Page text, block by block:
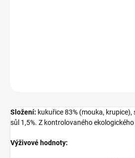
Složení: kukuřice 83% (mouka,
sůl 1,5%. Z kontrolovaného
Výživové hodnoty: